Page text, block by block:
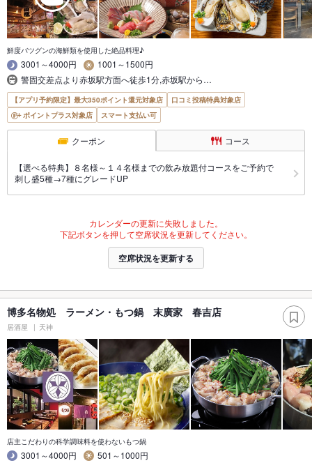
鮮度バツグンの海鮮類を使用した絶品料理♪
3001～4000円
1001～1500円
警固交差点より赤坂駅方面へ徒歩1分,赤坂駅から…
【アプリ予約限定】最大350ポイント還元対象店
口コミ投稿特典対象店
ポイントプラス対象店
スマート支払い可
クーポン コース
【選べる特典】８名様～１４名様までの飲み放題付コースをご予約で
刺し盛5種→7種にグレードUP
カレンダーの更新に失敗しました。
下記ボタンを押して空席状況を更新してください。
空席状況を更新する
博多名物処 ラーメン・もつ鍋 末廣家 春吉店
居酒屋 天神
店主こだわりの科学調味料を使わないもつ鍋
3001～4000円
501～1000円